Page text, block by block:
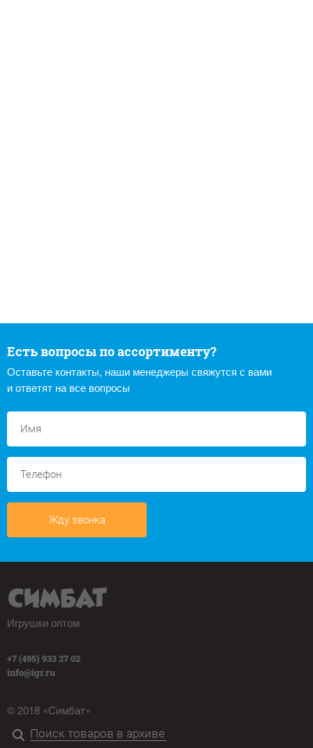
Есть вопросы по ассортименту?
Оставьте контакты, наши менеджеры свяжутся с вами
и ответят на все вопросы
Жду звонка
Игрушки оптом
+7 (495) 933 27 02
info@igr.ru
© 2018 «Симбат»